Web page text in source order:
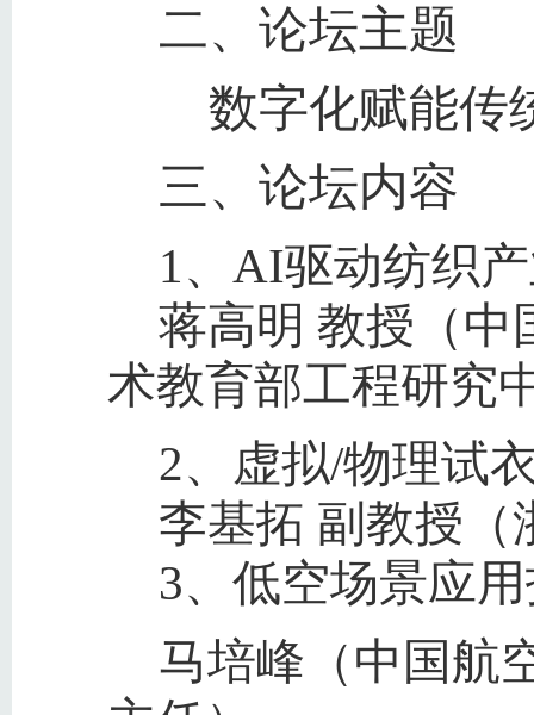
二、论坛主题
数字化赋能传
三、论坛内容
1、AI驱动纺织
蒋高明 教授（中
术教育部工程研究
2、虚拟/物理试
李基拓 副教授（
3、低空场景应
马培峰（中国航